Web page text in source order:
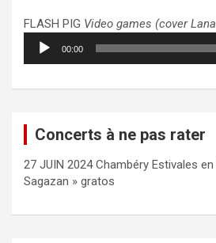
FLASH PIG Video games (cover
Lecteur
audio
00:00
Concerts à ne pas rater
27 JUIN 2024 Chambéry Estivales
Sagazan » gratos